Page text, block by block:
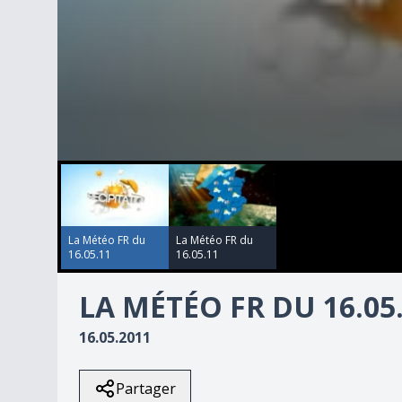
0
seconds
minute,
48
seconds
90%
La Météo FR du
16.05.11
La Météo FR du
16.05.11
LA MÉTÉO FR DU
16.05.2011
Partager